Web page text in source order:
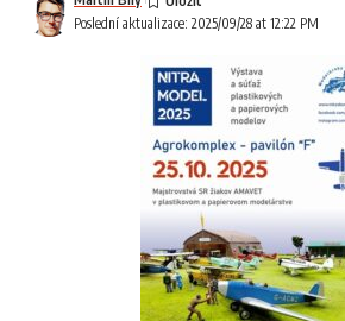
Poslední aktualizace: 2025/09/28 at 12:22 PM